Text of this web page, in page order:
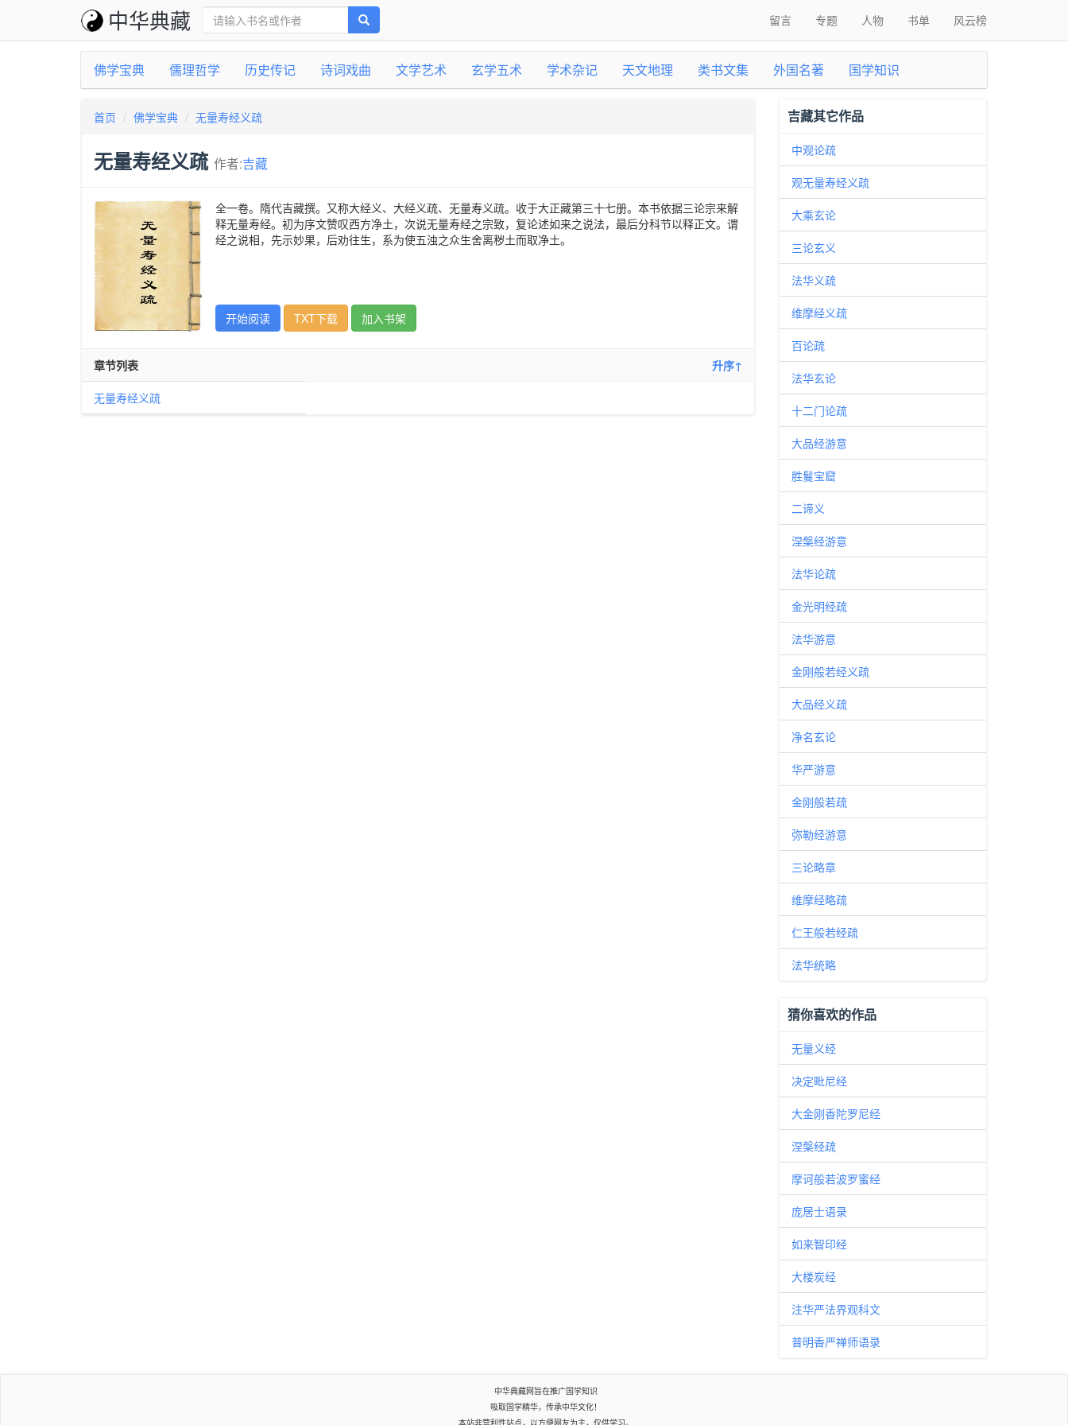
中华典藏 留言 专题 人物 书单 风云榜
佛学宝典 儒理哲学 历史传记 诗词戏曲 文学艺术 玄学五术 学术杂记 天文地理 类书文集 外国名著 国学知识
首页 佛学宝典 无量寿经义疏
无量寿经义疏 作者:吉藏
全一卷。隋代吉藏撰。又称大经义、大经义疏、无量寿义疏。收于大正藏第三十七册。本书依据三论宗来解
释无量寿经。初为序文赞叹西方净土，次说无量寿经之宗致，复论述如来之说法，最后分科节以释正文。谓
经之说相，先示妙果，后劝往生，系为使五浊之众生舍离秽土而取净土。
开始阅读 TXT下载 加入书架
章节列表 升序↑
无量寿经义疏
吉藏其它作品
中观论疏
观无量寿经义疏
大乘玄论
三论玄义
法华义疏
维摩经义疏
百论疏
法华玄论
十二门论疏
大品经游意
胜鬘宝窟
二谛义
涅槃经游意
法华论疏
金光明经疏
法华游意
金刚般若经义疏
大品经义疏
净名玄论
华严游意
金刚般若疏
弥勒经游意
三论略章
维摩经略疏
仁王般若经疏
法华统略
猜你喜欢的作品
无量义经
决定毗尼经
大金刚香陀罗尼经
涅槃经疏
摩诃般若波罗蜜经
庞居士语录
如来智印经
大楼炭经
注华严法界观科文
普明香严禅师语录
中华典藏网旨在推广国学知识
吸取国学精华，传承中华文化！
本站非营利性站点，以方便网友为主，仅供学习。